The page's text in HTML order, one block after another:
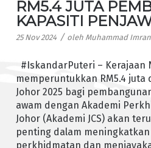
RM5.4 JUTA
KAPASITI
25 Nov 2024 / oleh Muhammad
#IskandarPuteri – Kerajaan
memperuntukkan RM5.4 juta
Johor 2025 bagi
awam dengan Akademi
Johor (Akademi JCS) akan
penting dalam
perkhidmatan dan